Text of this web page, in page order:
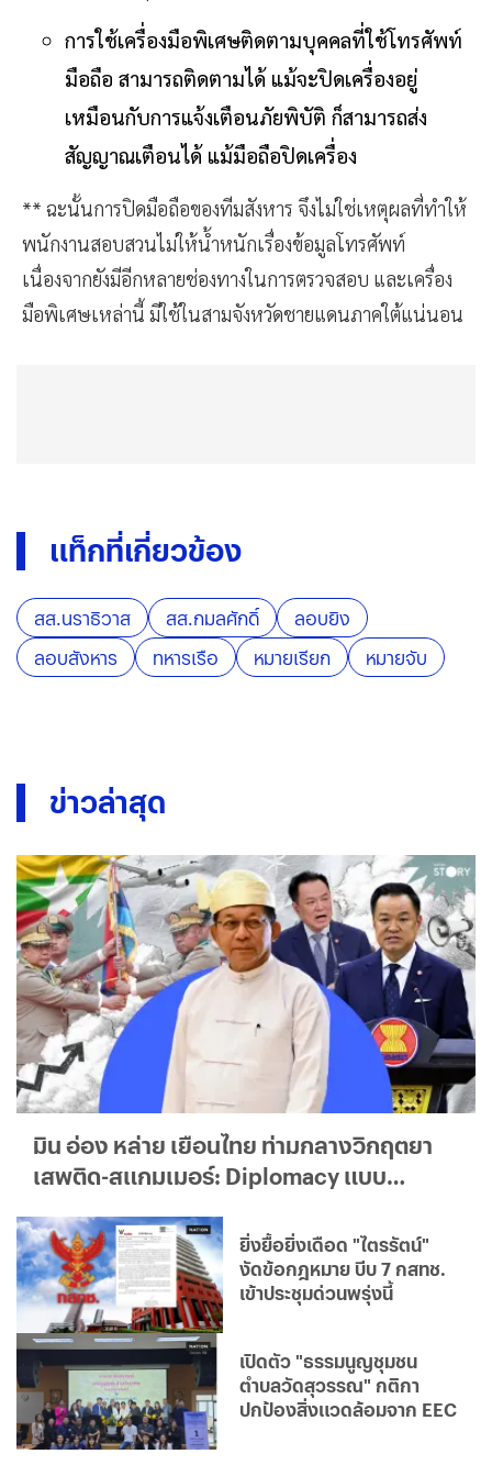
การใช้เครื่องมือพิเศษติดตามบุคคลที่ใช้โทรศัพท์
มือถือ สามารถติดตามได้ แม้จะปิดเครื่องอยู่
เหมือนกับการแจ้งเตือนภัยพิบัติ ก็สามารถส่ง
สัญญาณเตือนได้ แม้มือถือปิดเครื่อง
** ฉะนั้นการปิดมือถือของทีมสังหาร จึงไม่ใช่เหตุผลที่ทำให้
พนักงานสอบสวนไม่ให้น้ำหนักเรื่องข้อมูลโทรศัพท์
เนื่องจากยังมีอีกหลายช่องทางในการตรวจสอบ และเครื่อง
มือพิเศษเหล่านี้ มีใช้ในสามจังหวัดชายแดนภาคใต้แน่นอน
แท็กที่เกี่ยวข้อง
สส.นราธิวาส สส.กมลศักดิ์
ลอบยิง
ลอบสังหาร
ทหารเรือ หมายเรียก หมายจับ
ข่าวล่าสุด
มิน อ่อง หล่าย เยือนไทย ท่ามกลางวิกฤตยา
เสพติด-สแกมเมอร์: Diplomacy แบบ
ยิ่งยื้อยิ่งเดือด "ไตรรัตน์"
งัดข้อกฎหมาย บีบ 7 กสทช.
เข้าประชุมด่วนพรุ่งนี้
เปิดตัว "ธรรมนูญชุมชน
ตำบลวัดสุวรรณ" กติกา
ปกป้องสิ่งแวดล้อมจาก EEC